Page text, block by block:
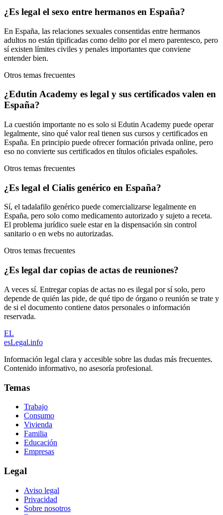
¿Es legal el sexo entre hermanos en España?
En España, las relaciones sexuales consentidas entre hermanos
adultos no están tipificadas como delito por el mero parentesco, pero
sí existen límites civiles y penales importantes que conviene
entender bien.
Otros temas frecuentes
¿Edutin Academy es legal y sus certificados valen en
España?
La cuestión importante no es solo si Edutin Academy puede operar
legalmente, sino qué valor real tienen sus cursos y certificados en
España. En principio puede ofrecer formación privada online, pero
eso no convierte sus certificados en títulos oficiales españoles.
Otros temas frecuentes
¿Es legal el Cialis genérico en España?
Sí, el tadalafilo genérico puede comercializarse legalmente en
España, pero solo como medicamento autorizado y sujeto a receta.
El problema jurídico suele estar en la dispensación sin control
sanitario o en webs no autorizadas.
Otros temas frecuentes
¿Es legal dar copias de actas de reuniones?
A veces sí. Entregar copias de actas no es ilegal por sí solo, pero
depende de quién las pide, de qué tipo de órgano o reunión se trate y
de si el documento contiene datos personales o información
reservada.
EL
esLegal.info
Información legal clara y accesible sobre las dudas más frecuentes.
Contenido informativo, no asesoría profesional.
Temas
Trabajo
Consumo
Vivienda
Familia
Educación
Empresas
Legal
Aviso legal
Privacidad
Sobre nosotros